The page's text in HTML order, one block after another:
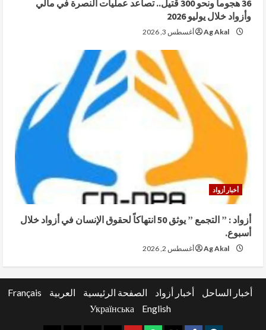
36 هجوماً ونحو 300 قتيل.. تصاعد عمليات النصرة في مالي
وأزواد خلال يوليو 2026
Ag Akal أغسطس 3, 2026
أخبار أزواد
أزواد : ” التجمع ” يوثق 50 انتهاكاً لحقوق الإنسان في أزواد خلال
أسبوع.
Ag Akal أغسطس 2, 2026
أخبار الساحل أخبار أزواد الصفحة الرئيسية العربية
Français
English
Українська